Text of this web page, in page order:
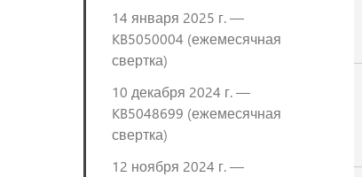
14 января 2025 г. —
KB5050004 (ежемесячная
свертка)
10 декабря 2024 г. —
KB5048699 (ежемесячная
свертка)
12 ноября 2024 г. —